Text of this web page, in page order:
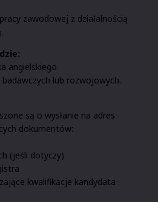
zawodowej z działalnością
angielskiego
lub rozwojowych.
są o wysłanie na adres
dokumentów:
(jeśli dotyczy)
kwalifikacje kandydata